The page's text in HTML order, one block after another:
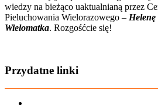
wiedzy na bieżąco uaktualnianą przez
Pieluchowania Wielorazowego –
Wielomatka. Rozgośćcie się!
Przydatne linki